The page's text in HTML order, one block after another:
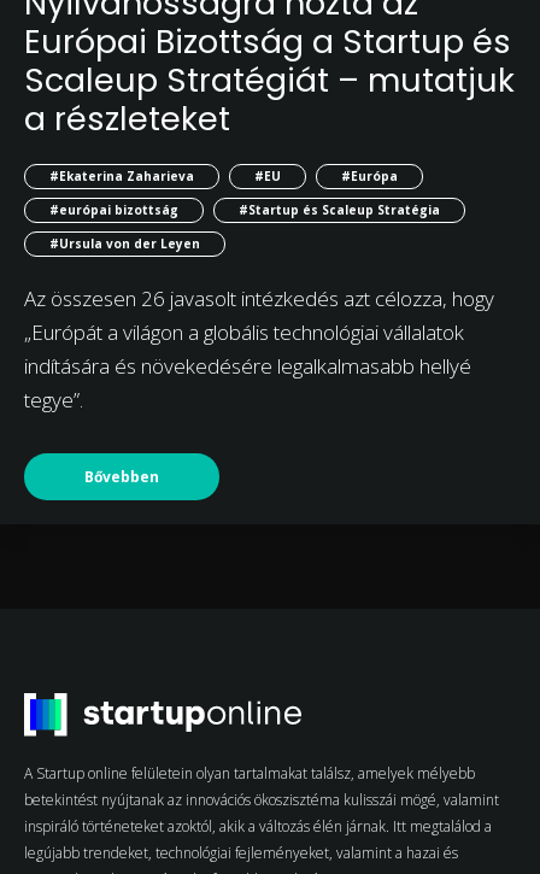
Európai Bizottság a Startup és
Scaleup Stratégiát – mutatjuk
a részleteket
#Ekaterina Zaharieva #EU
#Európa
#európai bizottság
#Startup és Scaleup Stratégia
#Ursula von der Leyen
Az összesen 26 javasolt intézkedés azt célozza, hogy
„Európát a világon a globális technológiai vállalatok
indítására és növekedésére legalkalmasabb hellyé
tegye”.
Bővebben
A Startup online felületein olyan tartalmakat találsz, amelyek mélyebb
betekintést nyújtanak az innovációs ökoszisztéma kulisszái mögé, valamint
inspiráló történeteket azoktól, akik a változás élén járnak. Itt megtalálod a
legújabb trendeket, technológiai fejleményeket, valamint a hazai és